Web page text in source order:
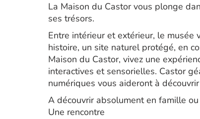
La Maison du Castor vous plonge
ses trésors.
Entre intérieur et extérieur, le musée
histoire, un site naturel protégé, en
Maison du Castor, vivez une
interactives et sensorielles. Castor
numériques vous aideront à
A découvrir absolument en famille
Une rencontre